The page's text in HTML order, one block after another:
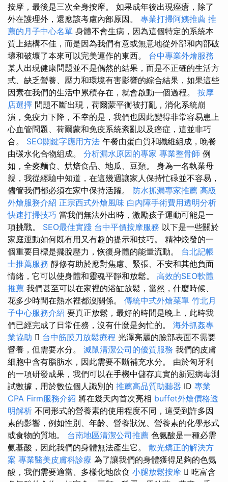
按摩，最後是三次全身按摩。 如果成年後出現痤瘡，除了
外在護理外，還應該考慮內部原因。 專業打掃阿姨推薦 推
薦的月子中心名單 身體不會生病，因為這個特定的系統本
質上結構不佳，而是因為我們有意或無意地從外部和內部破
壞和破壞了本來可以完美運作的東西。 台中專業外燴服務
某人出現健康問題並不是偶然的結果，而是不正確的生活方
式、缺乏營養、壓力和環境有害影響的綜合結果，如果這些
因素在我們的生活中累積存在，就會啟動一個過程。 按摩
店選擇 問題不斷出現，荷爾蒙平衡被打亂，消化系統崩
潰，免疫力下降，不幸的是，我們也因此變得非常容易患上
心血管問題、荷爾蒙和免疫系統紊亂以及癌症，這並非巧
合。 SEO關鍵字應用方法 午餐由蛋白質和纖維組成，晚餐
由碳水化合物組成。 分析漏水原因的專家 專業整骨師 例
如，全麥麵食、烘焙食品、地瓜、豆類。 身為一名執業母
親，我從經驗中知道，在這幾週讓家人保持忙碌並不容易，
儘管我們都必須在家中保持活躍。 防水抓漏專家推薦 高級
外燴服務介紹 正宗西式外燴風味 白內障手術費用透明分析
快速打掃技巧 當我們無法外出時，激勵孩子運動可能是一
項挑戰。 SEO最佳實踐 台中平價按摩服務 以下是一些關於
家庭運動如何既有用又有趣的提示和技巧。 精神煥發的一
個重要目標是擺脫壓力，恢復身體的能量流動。 台北記帳
士推薦服務 靜修有助於應對焦慮、緊張、不安和其他負面
情緒，它可以使身體和靈魂平靜和放鬆。 高效的SEO軟體
推薦 我們甚至可以在家裡的浴缸放鬆，當然，什麼時候、
花多少時間在熱水裡都沒關係。 傳統中式外燴菜單 竹北月
子中心服務介紹 要真正放鬆，最好的時間是晚上，此時我
們已經完成了日常任務，沒有什麼是匆忙的。 海外抓姦專
業協助  台中筋膜刀放鬆療程 光澤亮麗的臉部表面不需要
營養，但需要水分。 滅鼠清潔公司的優質服務 我們的皮膚
細胞中含有脂肪水，因此需要不斷補充水分。 由於匈牙利
的一項研發成果，我們可以在手機中儲存真實的新冠病毒測
試數據，用於數位個人識別的 推薦高品質助聽器 ID 專業
CPA Firm服務介紹 將在幾天內首次亮相 buffet外燴價格透
明解析 不同形式的營養素的使用程度不同，這受到許多因
素的影響，例如性別、年齡、營養狀況、營養素的化學形式
或食物的質地。 台南地區清潔公司推薦 色氨酸是一種必需
氨基酸，因此我們的身體無法產生它。 散光矯正的解決方
案 專業醫美皮膚科診療 為了讓我們的身體獲得足夠的色氨
酸，我們需要適當、多樣化地飲食 小腿放鬆按摩  吃富含